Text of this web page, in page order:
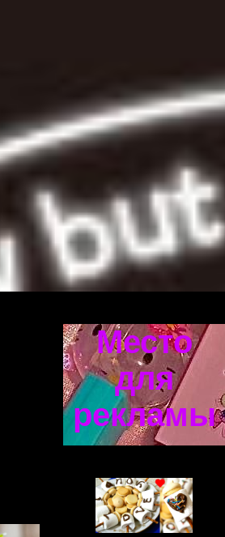
Место
для
рекламы